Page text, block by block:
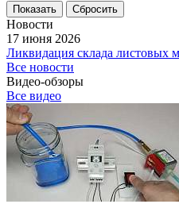
Сбросить
Новости
17 июня 2026
Ликвидация склада листовых
Все новости
Видео-обзоры
Все видео